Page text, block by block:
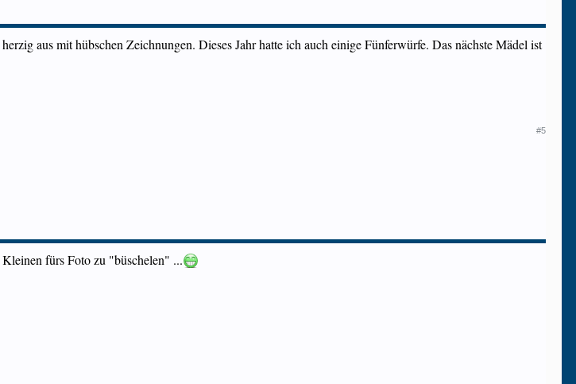
aus mit hübschen Zeichnungen. Dieses Jahr hatte ich auch einige Fünferwürfe. Das nächste Mädel ist
#5
fürs Foto zu "büschelen" ...